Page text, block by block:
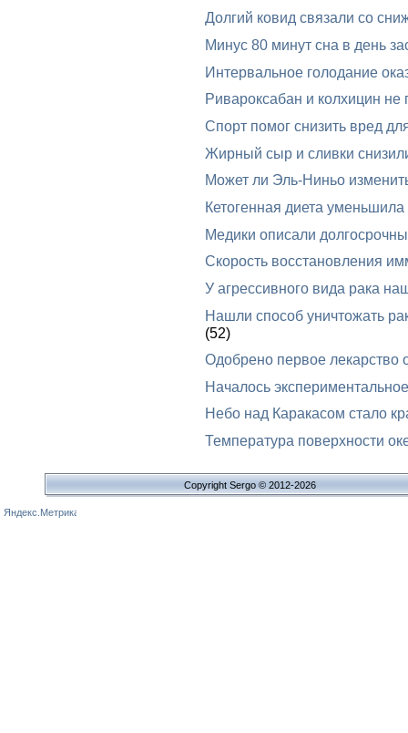
Долгий ковид связали со
Минус 80 минут сна в день
Интервальное голодание
Ривароксабан и колхицин не
Спорт помог снизить вред
Жирный сыр и сливки
Может ли Эль-Ниньо
Кетогенная диета
Медики описали
Скорость восстановления
У агрессивного вида рака
Нашли способ уничтожать
(52)
Одобрено первое лекарство
Началось
Небо над Каракасом стало
Температура поверхности
Copyright Sergo © 2012-2026